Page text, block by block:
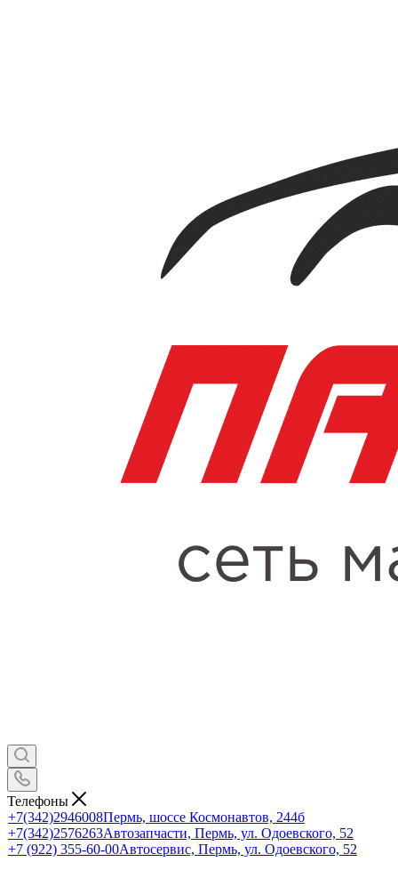
Телефоны
+7(342)2946008Пермь, шоссе Космонавтов, 244б
+7(342)2576263Автозапчасти, Пермь, ул. Одоевского, 52
+7 (922) 355-60-00Автосервис, Пермь, ул. Одоевского, 52